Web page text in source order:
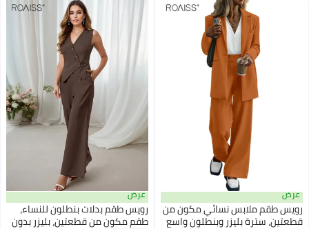
عرض
رويس طقم ملابس نسائي مكون من
قطعتين، سترة بليزر وبنطلون واسع
عرض
رويس طقم بدلات بنطلون للنساء،
طقم مكون من قطعتين، بليزر بدون